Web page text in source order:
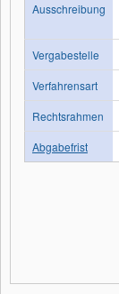
Ausschreibung
Vergabestelle
Verfahrensart
Rechtsrahmen
Abgabefrist